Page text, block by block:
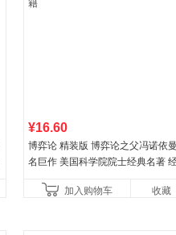
¥16.60
博弈论 精装版 博弈论之父冯诺依
名巨作 美国科学院院士经典名著
加入购物车
收藏